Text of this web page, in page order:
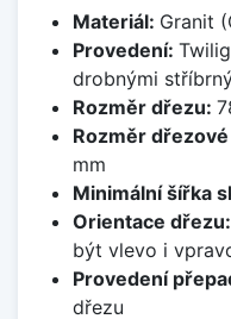
Materiál: Granit
Provedení:
drobnými
Rozměr dřezu:
Rozměr
mm
Minimální šířka
Orientace dřezu:
být vlevo i
Provedení
dřezu